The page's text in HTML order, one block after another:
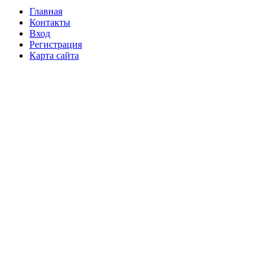
Главная
Контакты
Вход
Регистрация
Карта сайта